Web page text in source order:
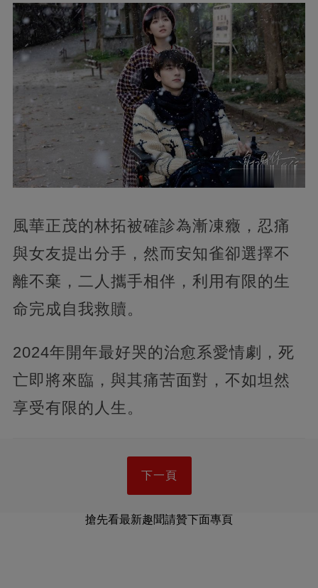
風華正茂的林拓被確診為漸凍癥，忍痛
與女友提出分手，然而安知雀卻選擇不
離不棄，二人攜手相伴，利用有限的生
命完成自我救贖。
2024年開年最好哭的治愈系愛情劇，死
亡即將來臨，與其痛苦面對，不如坦然
享受有限的人生。
下一頁
搶先看最新趣聞請贊下面專頁